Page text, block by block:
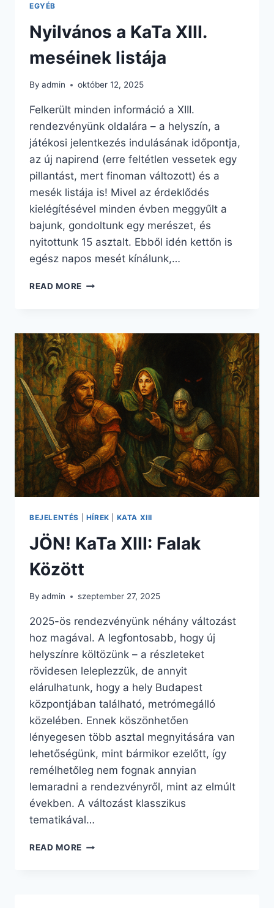
EGYÉB
Nyilvános a KaTa XIII.
meséinek listája
By admin október 12, 2025
Felkerült minden információ a XIII.
rendezvényünk oldalára – a helyszín, a
játékosi jelentkezés indulásának időpontja,
az új napirend (erre feltétlen vessetek egy
pillantást, mert finoman változott) és a
mesék listája is! Mivel az érdeklődés
kielégítésével minden évben meggyűlt a
bajunk, gondoltunk egy merészet, és
nyitottunk 15 asztalt. Ebből idén kettőn is
egész napos mesét kínálunk,…
READ MORE NYILVÁNOS
MESÉINEK
LISTÁJA
BEJELENTÉS HÍREK KATA XIII
JÖN! KaTa XIII: Falak
Között
By admin szeptember 27, 2025
2025-ös rendezvényünk néhány változást
hoz magával. A legfontosabb, hogy új
helyszínre költözünk – a részleteket
rövidesen leleplezzük, de annyit
elárulhatunk, hogy a hely Budapest
központjában található, metrómegálló
közelében. Ennek köszönhetően
lényegesen több asztal megnyitására van
lehetőségünk, mint bármikor ezelőtt, így
remélhetőleg nem fognak annyian
lemaradni a rendezvényről, mint az elmúlt
években. A változást klasszikus
tematikával…
READ MORE JÖN!